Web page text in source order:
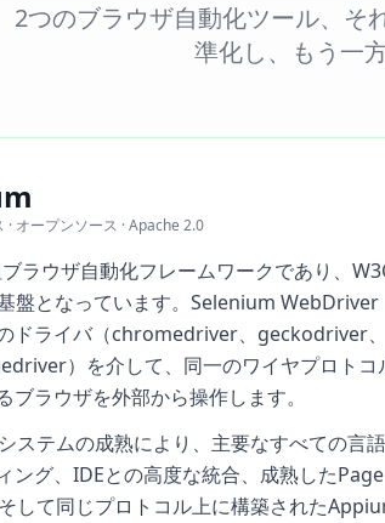
2つのブラウザ自動化ツール、そ
準化し、もう一
オープンソース · Apache 2.0
ラウザ自動化フレームワークであり、
盤となっています。Selenium WebDriver
ドライバ（chromedriver、geckodriver、
）を介して、同一のワイヤプロトコ
ブラウザを外部から操作します。
ステムの成熟により、主要なすべての言
ング、IDEとの高度な統合、成熟したPage
して同じプロトコル上に構築された